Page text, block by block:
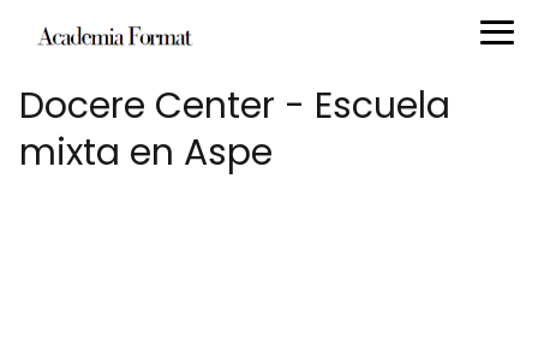
Docere Center - Escuela
mixta en Aspe